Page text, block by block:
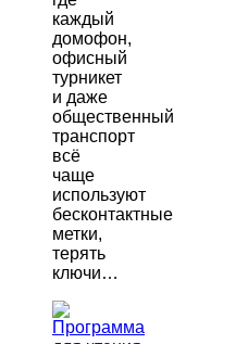
каждый
домофон,
офисный
турникет
и даже
общественный
транспорт
всё
чаще
используют
бесконтактные
метки,
терять
ключи…